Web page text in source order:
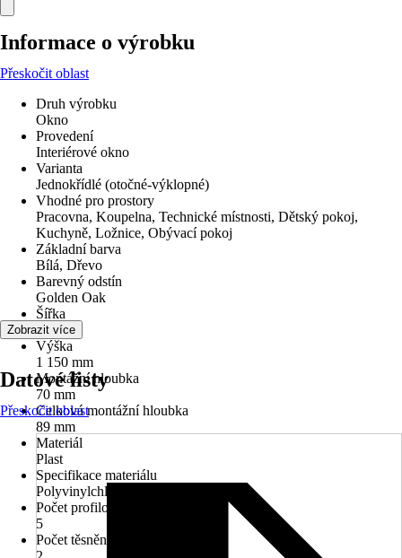
Informace o výrobku
Přeskočit oblast
Druh výrobku
Okno
Provedení
Interiérové okno
Varianta
Jednokřídlé (otočné-výklopné)
Vhodné pro prostory
Pracovna, Koupelna, Technické místnosti, Dětský pokoj,
Kuchyně, Ložnice, Obývací pokoj
Základní barva
Bílá, Dřevo
Barevný odstín
Golden Oak
Šířka
700 mm
Výška
1 150 mm
Montážní hloubka
70 mm
Celková montážní hloubka
89 mm
Materiál
Plast
Specifikace materiálu
Polyvinylchlorid (PVC)
Počet profilových komor
5
Počet těsnění
Zobrazit více
Datové listy
Přeskočit oblast